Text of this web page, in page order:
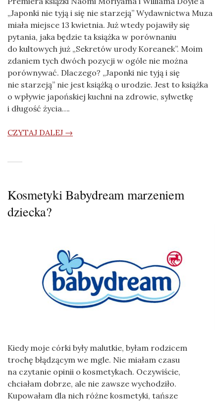
„Japonki nie tyją i się nie starzeją” Wydawnictwa Muza
miała miejsce 13 kwietnia. Już wtedy pojawiły się
pytania, jaka będzie ta książka w porównaniu
do kultowych już „Sekretów urody Koreanek”. Moim
zdaniem tych dwóch pozycji w ogóle nie można
porównywać. Dlaczego? „Japonki nie tyją i się
nie starzeją” nie jest książką o urodzie. Jest to książka
o wpływie japońskiej kuchni na zdrowie, sylwetkę
i długość życia….
CZYTAJ DALEJ →
Kosmetyki Babydream marzeniem
dziecka?
Kiedy moje córki były malutkie, byłam rodzicem
trochę błądzącym we mgle. Nie miałam czasu
na czytanie opinii o kosmetykach. Oczywiście,
chciałam dobrze, ale nie zawsze wychodziło.
Kupowałam dla nich różne kosmetyki, tańsze